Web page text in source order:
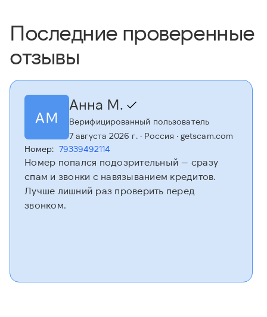
Последние проверенные
отзывы
АМ
Анна М.
Верифицированный пользователь
7 августа 2026 г.· Россия · getscam.com
Номер: 79339492114
Номер попался подозрительный — сразу
спам и звонки с навязыванием кредитов.
Лучше лишний раз проверить перед
звонком.